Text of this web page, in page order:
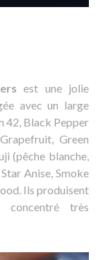
est une jolie
avec un large
42, Black Pepper
Green
(pêche blanche,
Anise, Smoke
Ils produisent
concentré très